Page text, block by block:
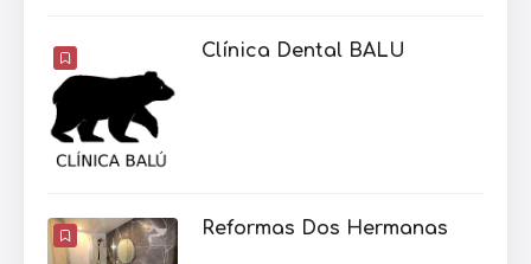
Clínica Dental BALU
Reformas Dos Hermanas